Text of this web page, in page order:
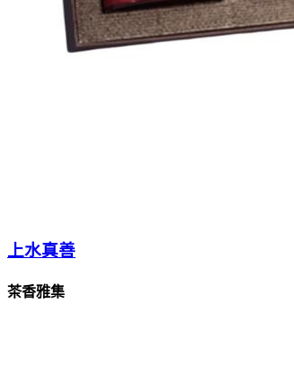
上水真善
茶香雅集